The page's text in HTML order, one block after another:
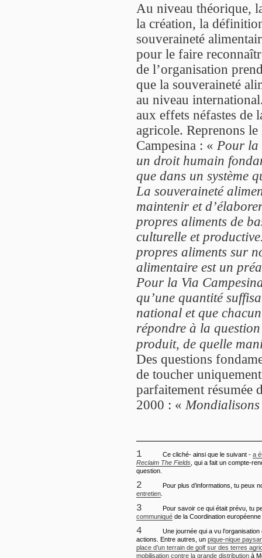
Au niveau théorique,
la création, la
souveraineté
pour le faire
de l’organisation
que la souveraineté
au niveau
aux effets néfastes de
agricole. Reprenons
Campesina : « Pour la
un droit humain
que dans un système
La souveraineté
maintenir et
propres aliments de
culturelle et
propres aliments sur
alimentaire est un
Pour la Via
qu’une quantité
national et que
répondre à la
produit, de quelle
Des questions
de toucher
parfaitement résumée
2000 : «
1 Ce cliché- ainsi que le suivant - a
Reclaim The Fields , qui a fait un compte-
question.
2
Pour plus d’informations, tu peux
entretien
3
Pour savoir ce qui était prévu, tu
communiqué de la Coordination
4
Une journée qui a vu
actions. Entre autres, un pique-nique
place d’un terrain de golf sur des terres
mobilisation contre la grande distribution à